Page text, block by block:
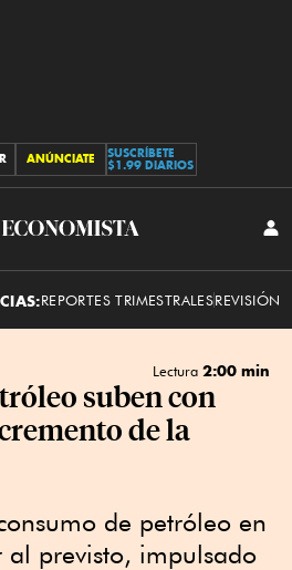
ANÚNCIATE
SUSCRÍBETE
$1.99 DIARIOS
El
REPORTES TRIMESTRALESREVISIÓN
Lectura 2:00 min
suben con
de la
de petróleo en
previsto, impulsado